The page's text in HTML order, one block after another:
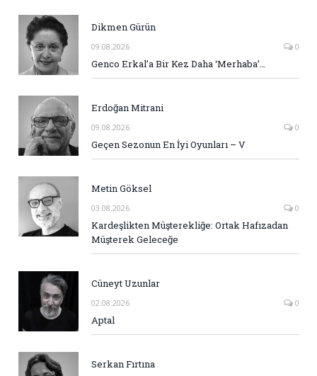
Dikmen Gürün
09.08.2026 0
Genco Erkal’a Bir Kez Daha ‘Merhaba’…
Erdoğan Mitrani
09.08.2026 0
Geçen Sezonun En İyi Oyunları – V
Metin Göksel
03.08.2026 0
Kardeşlikten Müşterekliğe: Ortak Hafızadan
Müşterek Geleceğe
Cüneyt Uzunlar
02.08.2026 0
Aptal
Serkan Fırtına